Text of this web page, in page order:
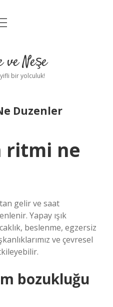
ve Neşe
bir yolculuk!
Duzenler
ritmi ne
gelir ve saat
Yapay ışık
beslenme, egzersiz
ve çevresel
bozukluğu